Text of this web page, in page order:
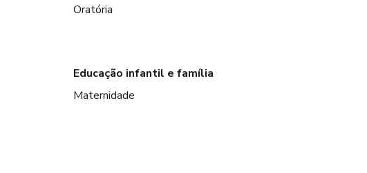
Oratória
Educação infantil e família
Maternidade